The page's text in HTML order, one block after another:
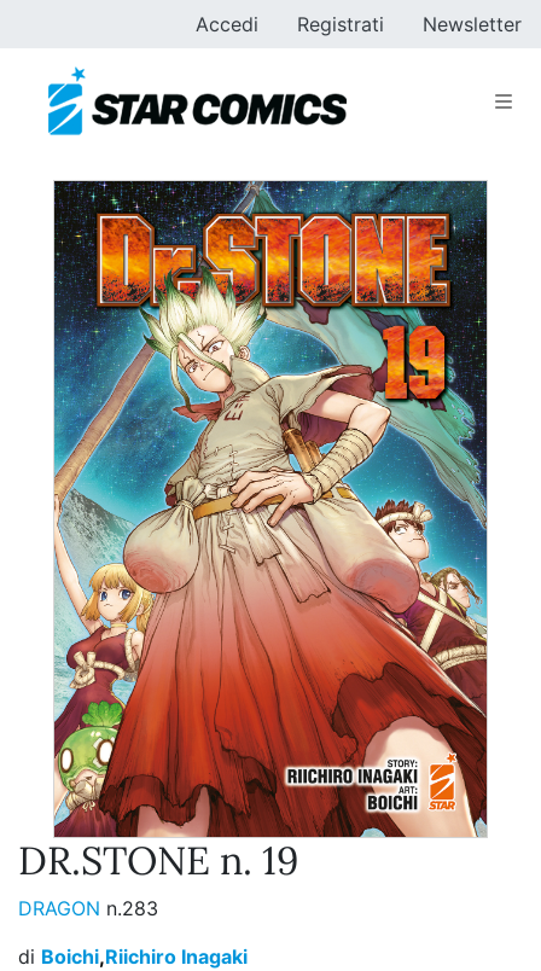
Accedi Registrati Newsletter
DR.STONE n. 19
DRAGON n.283
di Boichi,Riichiro Inagaki